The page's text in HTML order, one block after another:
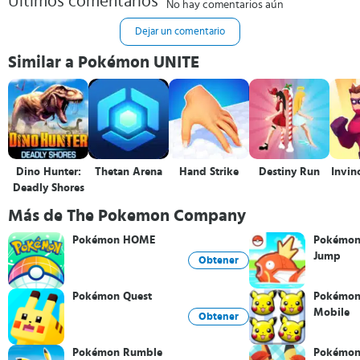
No hay comentarios aún
Dejar un comentario
Similar a Pokémon UNITE
Dino Hunter:
Deadly Shores
Thetan Arena Hand Strike Destiny Run
Más de The Pokemon Company
Pokémon HOME
Obtener
Pokémon Quest
Obtener
Pokémon Rumble
Jump
Mobile